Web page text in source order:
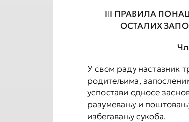
III ПРАВИЛА
ОСТАЛИХ
У свом раду наставник
родитељима,
успостави односе
разумевању и
избегавању сукоба.